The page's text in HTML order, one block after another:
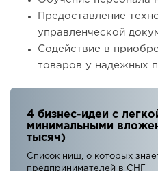
Предоставление
управленческой
Содействие в
товаров у надежных
4 бизнес-идеи с
минимальными
тысяч)
Список ниш, о которых
предпринимателей в СНГ